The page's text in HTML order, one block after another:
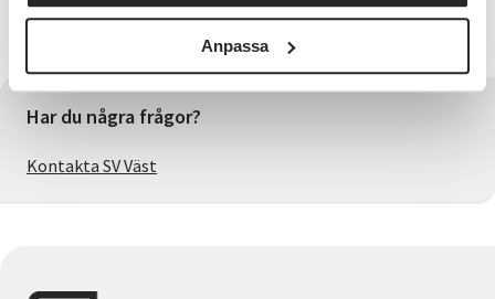
Anpassa
Arrangörer: Studieförbundet Vuxenskolan, Kultur och
Har du några frågor?
Kontakta SV Väst